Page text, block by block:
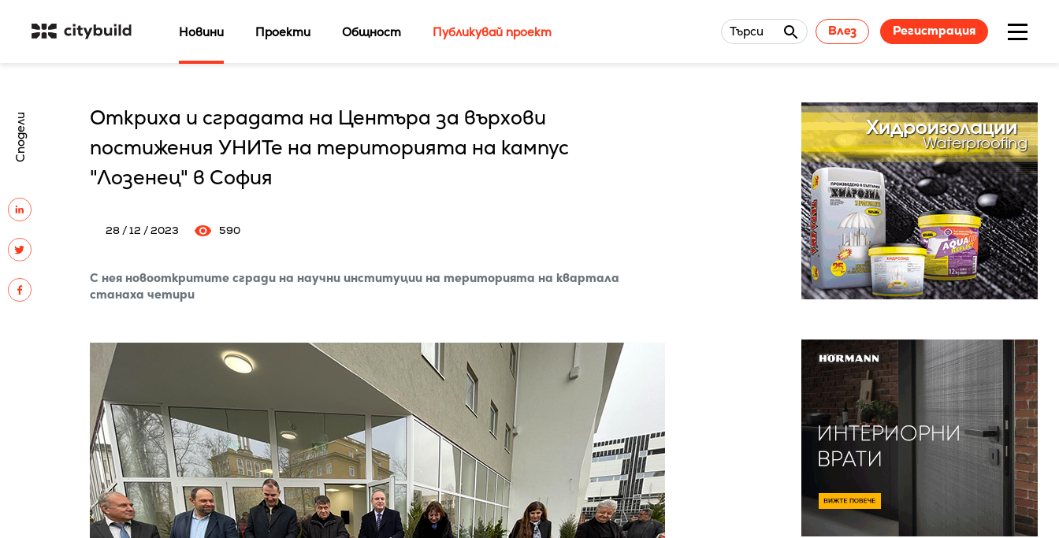
Новини Проекти Общност Публикувай проект Търси Влез Регистрация
Сподели
Откриха и сградата на Центъра за върхови
постижения УНИТе на територията на кампус
"Лозенец" в София
28 / 12 / 2023 590
С нея новооткритите сгради на научни институции на територията на квартала
станаха четири